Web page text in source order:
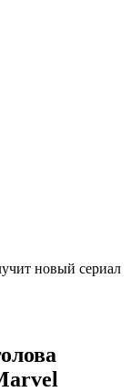
новый сериал